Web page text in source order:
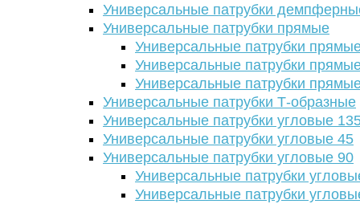
Универсальные патрубки
Универсальные патрубки прямые
Универсальные патрубки
Универсальные патрубки
Универсальные патрубки
Универсальные патрубки Т-образные
Универсальные патрубки угловые
Универсальные патрубки угловые 45
Универсальные патрубки угловые 90
Универсальные патрубки
Универсальные патрубки